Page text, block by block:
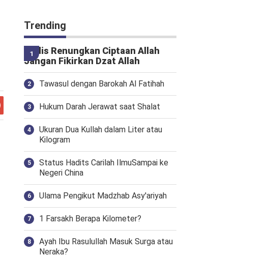
Trending
Hadis Renungkan Ciptaan Allah
Jangan Fikirkan Dzat Allah
Tawasul dengan Barokah Al Fatihah
Hukum Darah Jerawat saat Shalat
Ukuran Dua Kullah dalam Liter atau
Kilogram
Status Hadits Carilah IlmuSampai ke
Negeri China
Ulama Pengikut Madzhab Asy'ariyah
1 Farsakh Berapa Kilometer?
Ayah Ibu Rasulullah Masuk Surga atau
Neraka?